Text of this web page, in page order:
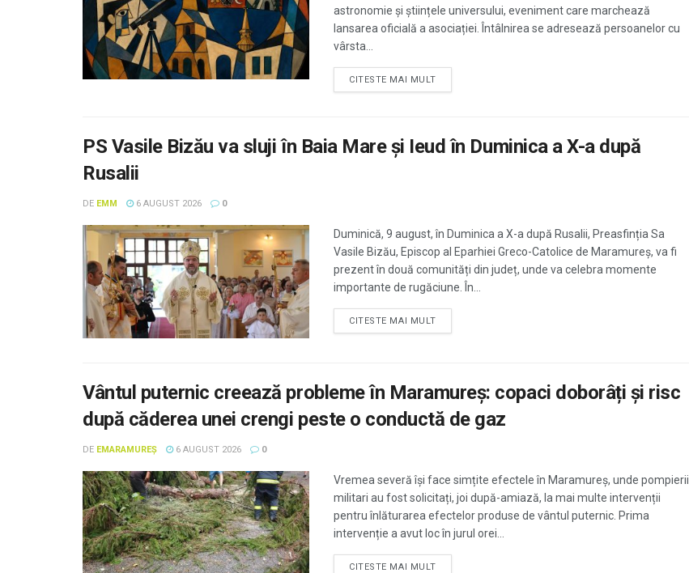
astronomie și științele universului, eveniment care marchează
lansarea oficială a asociației. Întâlnirea se adresează persoanelor cu
vârsta...
CITESTE MAI MULT
PS Vasile Bizău va sluji în Baia Mare și Ieud în Duminica a X-a după
Rusalii
DE EMM 6 AUGUST 2026 0
Duminică, 9 august, în Duminica a X-a după Rusalii, Preasfinția Sa
Vasile Bizău, Episcop al Eparhiei Greco-Catolice de Maramureș, va fi
prezent în două comunități din județ, unde va celebra momente
importante de rugăciune. În...
CITESTE MAI MULT
Vântul puternic creează probleme în Maramureș: copaci doborâți și risc
după căderea unei crengi peste o conductă de gaz
DE EMARAMUREȘ 6 AUGUST 2026 0
Vremea severă își face simțite efectele în Maramureș, unde pompierii
militari au fost solicitați, joi după-amiază, la mai multe intervenții
pentru înlăturarea efectelor produse de vântul puternic. Prima
intervenție a avut loc în jurul orei...
CITESTE MAI MULT